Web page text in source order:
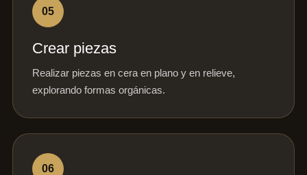
05
Crear piezas
Realizar piezas en cera en plano y en relieve,
explorando formas orgánicas.
06